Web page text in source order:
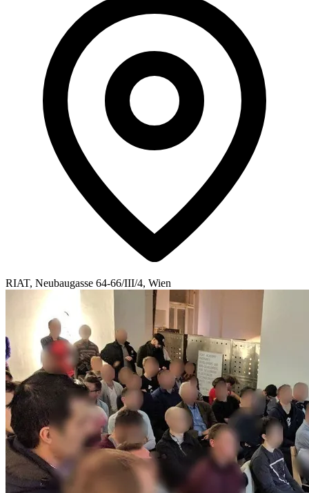
RIAT, Neubaugasse 64-66/III/4, Wien